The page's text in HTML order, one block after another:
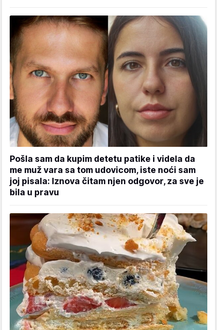
Pošla sam da kupim detetu patike i videla da
me muž vara sa tom udovicom, iste noći sam
joj pisala: Iznova čitam njen odgovor, za sve je
bila u pravu